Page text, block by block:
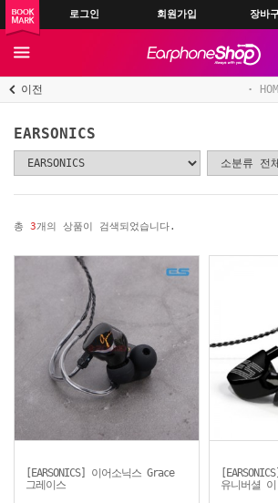
로그인 회원가입 장바
이전
EARSONICS
총 3개의 상품이 검색되었습니다.
[EARSONICS] 이어소닉스 Grace
그레이스
유니버셜 이